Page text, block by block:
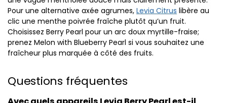
Pour une alternative axée agrumes, Levia Citrus libère au
clic une menthe poivrée fraîche plutôt qu’un fruit.
Choisissez Berry Pearl pour un arc doux myrtille-fraise;
prenez Melon with Blueberry Pearl si vous souhaitez une
fraîcheur plus marquée à côté des fruits.
Questions fréquentes